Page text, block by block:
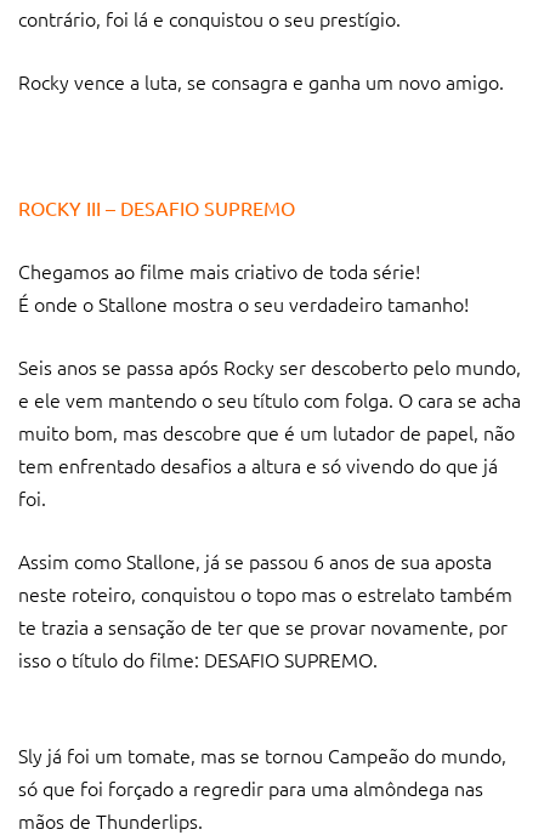
contrário, foi lá e conquistou o seu prestígio.
Rocky vence a luta, se consagra e ganha um novo amigo.
ROCKY III – DESAFIO SUPREMO
Chegamos ao filme mais criativo de toda série!
É onde o Stallone mostra o seu verdadeiro tamanho!
Seis anos se passa após Rocky ser descoberto pelo mundo,
e ele vem mantendo o seu título com folga. O cara se acha
muito bom, mas descobre que é um lutador de papel, não
tem enfrentado desafios a altura e só vivendo do que já
foi.
Assim como Stallone, já se passou 6 anos de sua aposta
neste roteiro, conquistou o topo mas o estrelato também
te trazia a sensação de ter que se provar novamente, por
isso o título do filme: DESAFIO SUPREMO.
Sly já foi um tomate, mas se tornou Campeão do mundo,
só que foi forçado a regredir para uma almôndega nas
mãos de Thunderlips.